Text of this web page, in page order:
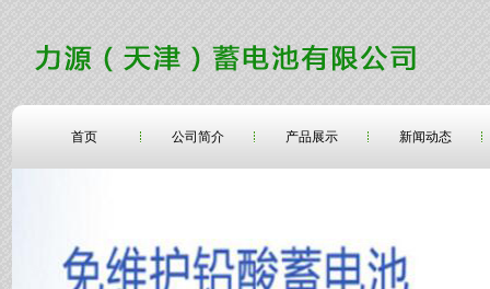
首页 公司简介 产品展示 新闻动态